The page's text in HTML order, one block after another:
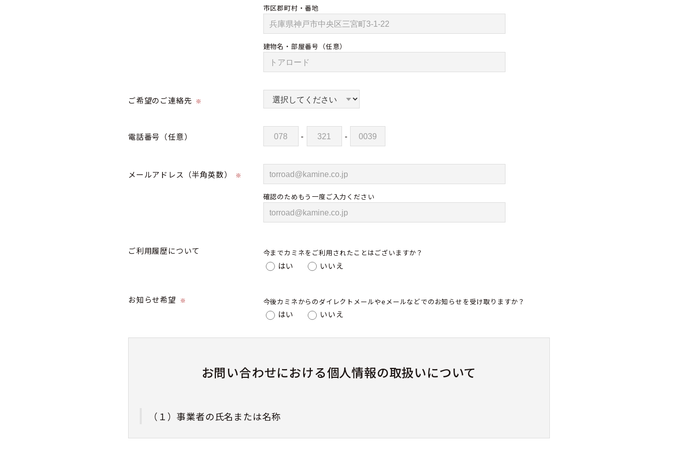
市区郡町村・番地
建物名・部屋番号 （任意）
ご希望のご連絡先 ※
電話番号 （任意） - -
メールアドレス（半角英数） ※
確認のためもう一度ご入力ください
ご利用履歴について 今までカミネをご利用されたことはございますか？
はい いいえ
お知らせ希望 ※ 今後カミネからのダイレクトメールやeメールなどでのお知らせを受け取りますか？
はい いいえ
お問い合わせにおける個人情報の取扱いについて
（１）事業者の氏名または名称